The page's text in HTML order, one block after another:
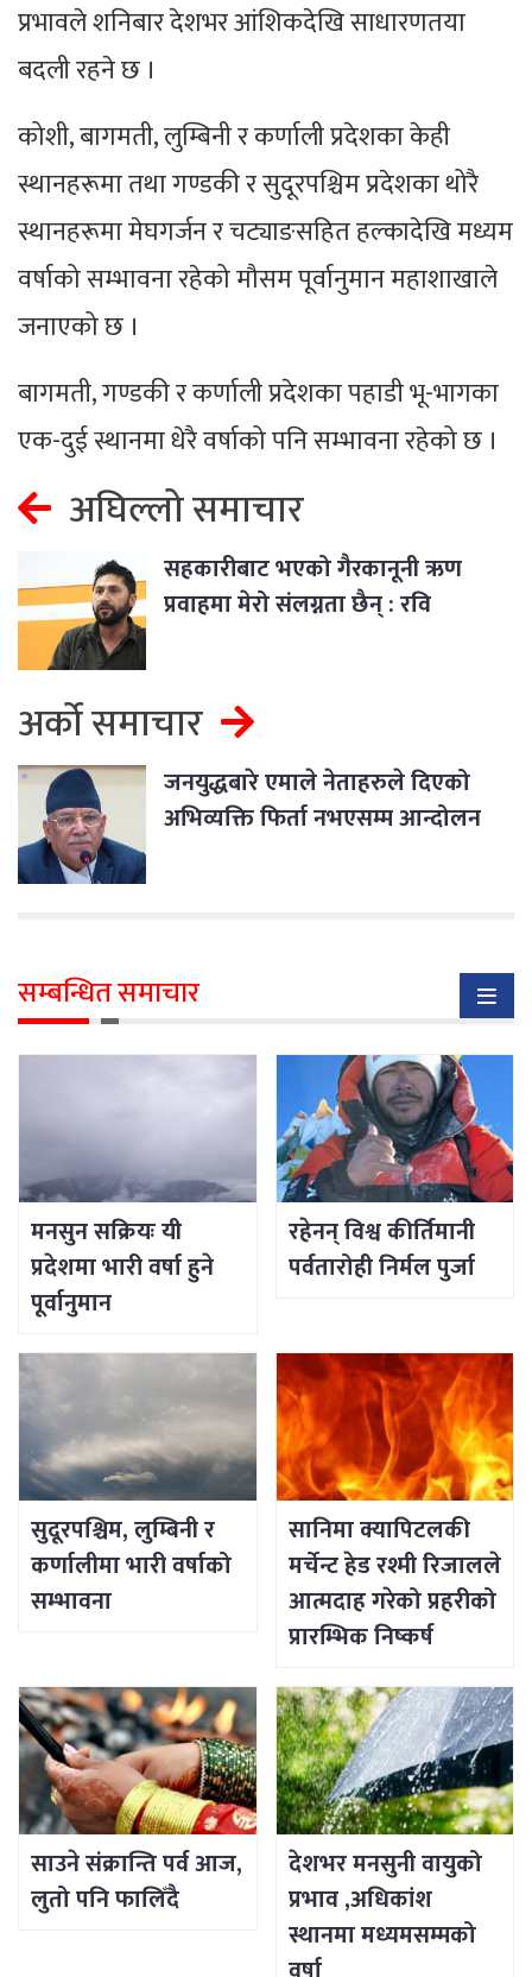
प्रभावले शनिबार देशभर आंशिकदेखि साधारणतया
बदली रहने छ ।
कोशी, बागमती, लुम्बिनी र कर्णाली प्रदेशका केही
स्थानहरूमा तथा गण्डकी र सुदूरपश्चिम प्रदेशका थोरै
स्थानहरूमा मेघगर्जन र चट्याङसहित हल्कादेखि मध्यम
वर्षाको सम्भावना रहेको मौसम पूर्वानुमान महाशाखाले
जनाएको छ ।
बागमती, गण्डकी र कर्णाली प्रदेशका पहाडी भू-भागका
एक-दुई स्थानमा धेरै वर्षाको पनि सम्भावना रहेको छ ।
अघिल्लो समाचार
सहकारीबाट भएको गैरकानूनी ऋण
प्रवाहमा मेरो संलग्नता छैन् : रवि
अर्को समाचार
जनयुद्धबारे एमाले नेताहरुले दिएको
अभिव्यक्ति फिर्ता नभएसम्म आन्दोलन
सम्बन्धित समाचार
मनसुन सक्रियः यी
प्रदेशमा भारी वर्षा हुने
पूर्वानुमान
रहेनन् विश्व कीर्तिमानी
पर्वतारोही निर्मल पुर्जा
सुदूरपश्चिम, लुम्बिनी र
कर्णालीमा भारी वर्षाको
सम्भावना
सानिमा क्यापिटलकी
मर्चेन्ट हेड रश्मी रिजालले
आत्मदाह गरेको प्रहरीको
प्रारम्भिक निष्कर्ष
साउने संक्रान्ति पर्व आज,
लुतो पनि फालिँदै
देशभर मनसुनी वायुको
प्रभाव ,अधिकांश
स्थानमा मध्यमसम्मको